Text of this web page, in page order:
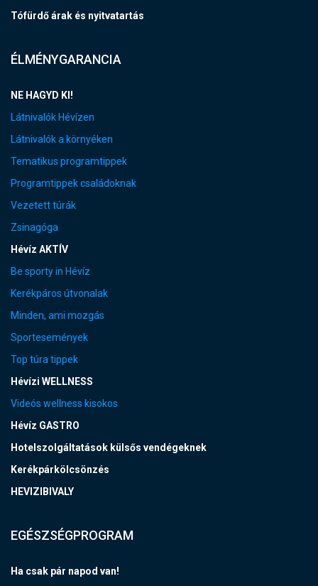
Tófürdő árak és nyitvatartás
ÉLMÉNYGARANCIA
NE HAGYD KI!
Látnivalók Hévízen
Látnivalók a környéken
Tematikus programtippek
Programtippek családoknak
Vezetett túrák
Zsinagóga
Hévíz AKTÍV
Be sporty in Hévíz
Kerékpáros útvonalak
Minden, ami mozgás
Sportesemények
Top túra tippek
Hévízi WELLNESS
Videós wellness kisokos
Hévíz GASTRO
Hotelszolgáltatások külsős vendégeknek
Kerékpárkölcsönzés
HEVIZIBIVALY
EGÉSZSÉGPROGRAM
Ha csak pár napod van!